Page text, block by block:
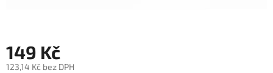
149 Kč
123,14 Kč bez DPH